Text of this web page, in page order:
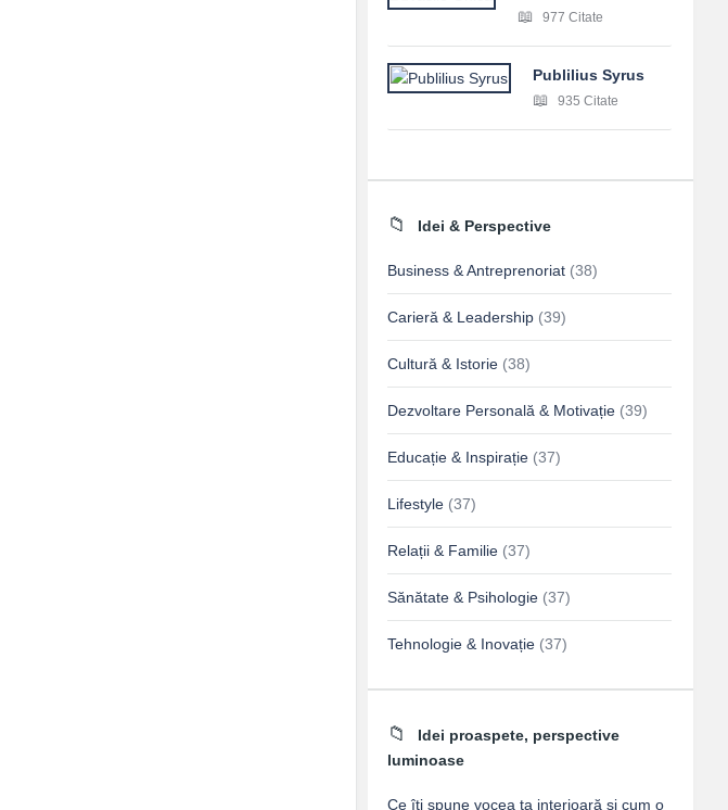
977 Citate
Publilius Syrus
935 Citate
Idei & Perspective
Business & Antreprenoriat (38)
Carieră & Leadership (39)
Cultură & Istorie (38)
Dezvoltare Personală & Motivație (39)
Educație & Inspirație (37)
Lifestyle (37)
Relații & Familie (37)
Sănătate & Psihologie (37)
Tehnologie & Inovație (37)
Idei proaspete, perspective
luminoase
Ce îți spune vocea ta interioară și cum o